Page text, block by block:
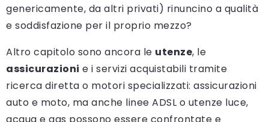
genericamente, da altri privati) rinuncino a qualità
e soddisfazione per il proprio mezzo?
Altro capitolo sono ancora le utenze, le
assicurazioni e i servizi acquistabili tramite
ricerca diretta o motori specializzati: assicurazioni
auto e moto, ma anche linee ADSL o utenze luce,
acqua e gas possono essere confrontate e